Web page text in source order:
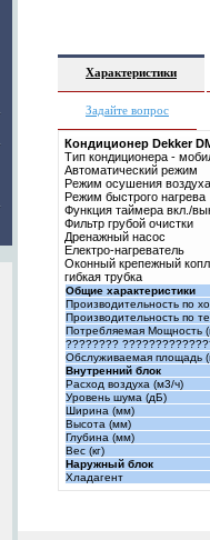
Характеристики
Задайте вопрос
Кондиционер Dekker
Тип кондиционера -
Автоматический режим
Режим осушения воздуха
Режим быстрого нагрева
Функция таймера вкл./
Фильтр грубой очистки
Дренажный насос
Електро-нагреватель
Оконный крепежный
гибкая трубка
Общие характеристики
Производительность по
Производительность по
Потребляемая Мощность
????????
Обслуживаемая площадь
Внутренний блок
Расход воздуха (м3/ч)
Уровень шума (дБ)
Ширина (мм)
Высота (мм)
Глубина (мм)
Вес (кг)
Наружный блок
Хладагент